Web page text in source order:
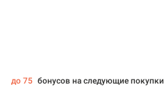
до 75 бонусов на следующие покупки